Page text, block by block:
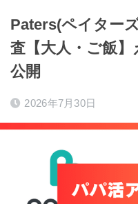
Paters(ペイター
査【大人・ご飯
公開
2026年7月30日